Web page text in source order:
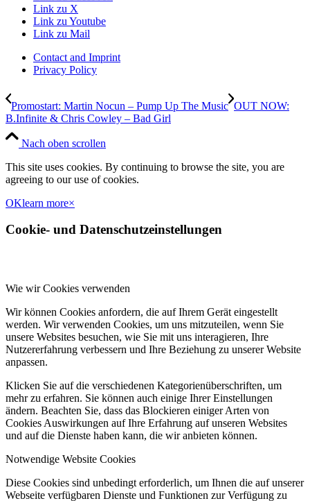
Link zu X
Link zu Youtube
Link zu Mail
Contact and Imprint
Privacy Policy
Promostart: Martin Nocun – Pump Up The Music OUT NOW:
B.Infinite & Chris Cowley – Bad Girl
Nach oben scrollen
This site uses cookies. By continuing to browse the site, you are
agreeing to our use of cookies.
OKlearn more×
Cookie- und Datenschutzeinstellungen
Wie wir Cookies verwenden
Wir können Cookies anfordern, die auf Ihrem Gerät eingestellt
werden. Wir verwenden Cookies, um uns mitzuteilen, wenn Sie
unsere Websites besuchen, wie Sie mit uns interagieren, Ihre
Nutzererfahrung verbessern und Ihre Beziehung zu unserer Website
anpassen.
Klicken Sie auf die verschiedenen Kategorienüberschriften, um
mehr zu erfahren. Sie können auch einige Ihrer Einstellungen
ändern. Beachten Sie, dass das Blockieren einiger Arten von
Cookies Auswirkungen auf Ihre Erfahrung auf unseren Websites
und auf die Dienste haben kann, die wir anbieten können.
Notwendige Website Cookies
Diese Cookies sind unbedingt erforderlich, um Ihnen die auf unserer
Webseite verfügbaren Dienste und Funktionen zur Verfügung zu